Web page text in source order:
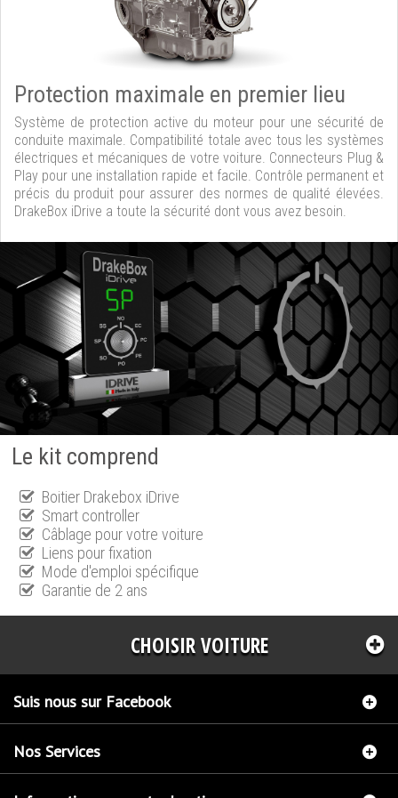
Protection maximale en premier lieu
Système de protection active du moteur pour une sécurité de
conduite maximale. Compatibilité totale avec tous les systèmes
électriques et mécaniques de votre voiture. Connecteurs Plug &
Play pour une installation rapide et facile. Contrôle permanent et
précis du produit pour assurer des normes de qualité élevées.
DrakeBox iDrive a toute la sécurité dont vous avez besoin.
Le kit comprend
Boitier Drakebox iDrive
Smart controller
Câblage pour votre voiture
Liens pour fixation
Mode d'emploi spécifique
Garantie de 2 ans
CHOISIR VOITURE
Suis nous sur Facebook
Nos Services